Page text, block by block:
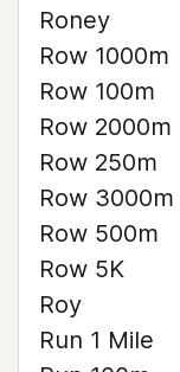
Roney
Row 1000m
Row 100m
Row 2000m
Row 250m
Row 3000m
Row 500m
Row 5K
Roy
Run 1 Mile